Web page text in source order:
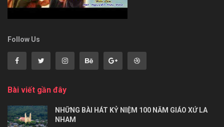
Follow Us
Bài viết gần đây
NHỮNG BÀI HÁT KỶ NIỆM 100 NĂM GIÁO XỨ LA
NHAM